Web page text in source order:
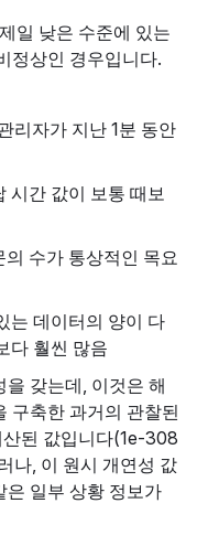
일 낮은 수준에 있는
정상인 경우입니다.
리자가 지난 1분 동안
시간 값이 보통 때보
수가 통상적인 목요
는 데이터의 양이 다
다 훨씬 많음
갖는데, 이것은 해
구축한 과거의 관찰된
된 값입니다(1e-308
나, 이 원시 개연성 값
은 일부 상황 정보가